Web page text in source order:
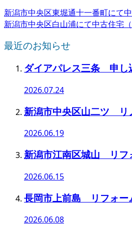
新潟市中央区東堀通十一番町にて
新潟市中央区白山浦にて中古住宅
最近のお知らせ
ダイアパレス三条 申し
2026.07.24
新潟市中央区山二ツ リ
2026.06.19
新潟市江南区城山 リ
2026.06.15
長岡市上前島 リフォ
2026.06.08